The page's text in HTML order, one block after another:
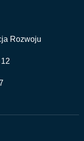
Rozwoju